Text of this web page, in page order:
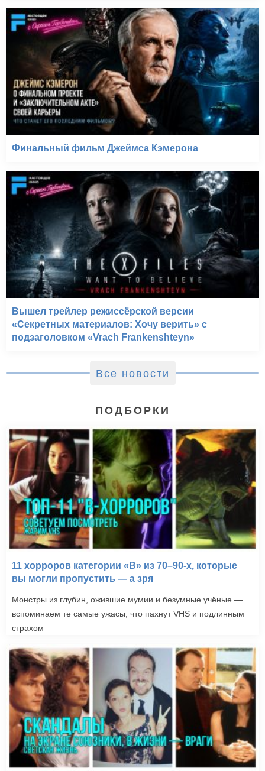
Финальный фильм Джеймса Кэмерона
Вышел трейлер режиссёрской версии
«Секретных материалов: Хочу верить» с
подзаголовком «Vrach Frankenshteyn»
Все новости
ПОДБОРКИ
11 хорроров категории «B» из 70–90-х, которые
вы могли пропустить — а зря
Монстры из глубин, ожившие мумии и безумные учёные —
вспоминаем те самые ужасы, что пахнут VHS и подлинным
страхом